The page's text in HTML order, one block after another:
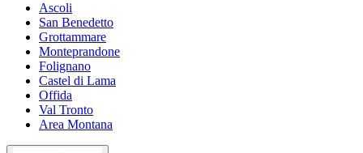
Ascoli
San Benedetto
Grottammare
Monteprandone
Folignano
Castel di Lama
Offida
Val Tronto
Area Montana